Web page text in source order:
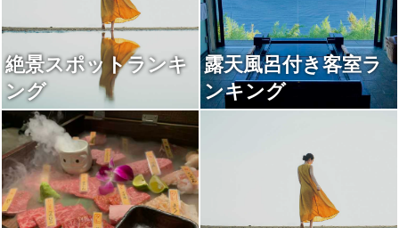
絶景スポットランキ
ング
露天風呂付き客室ラ
ンキング